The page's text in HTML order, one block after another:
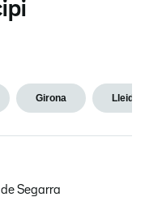
Girona Lleida
Segarra